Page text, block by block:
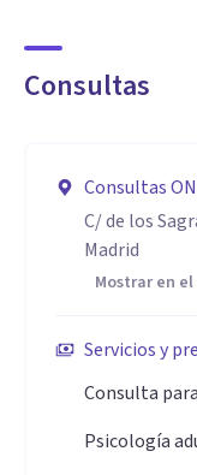
Consultas
Consultas
C/ de los
Madrid
Mostrar en
Servicios y
Consulta
Psicología